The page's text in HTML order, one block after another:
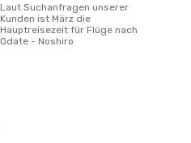
Laut Suchanfragen unserer
Kunden ist März die
Hauptreisezeit für Flüge nach
Odate - Noshiro